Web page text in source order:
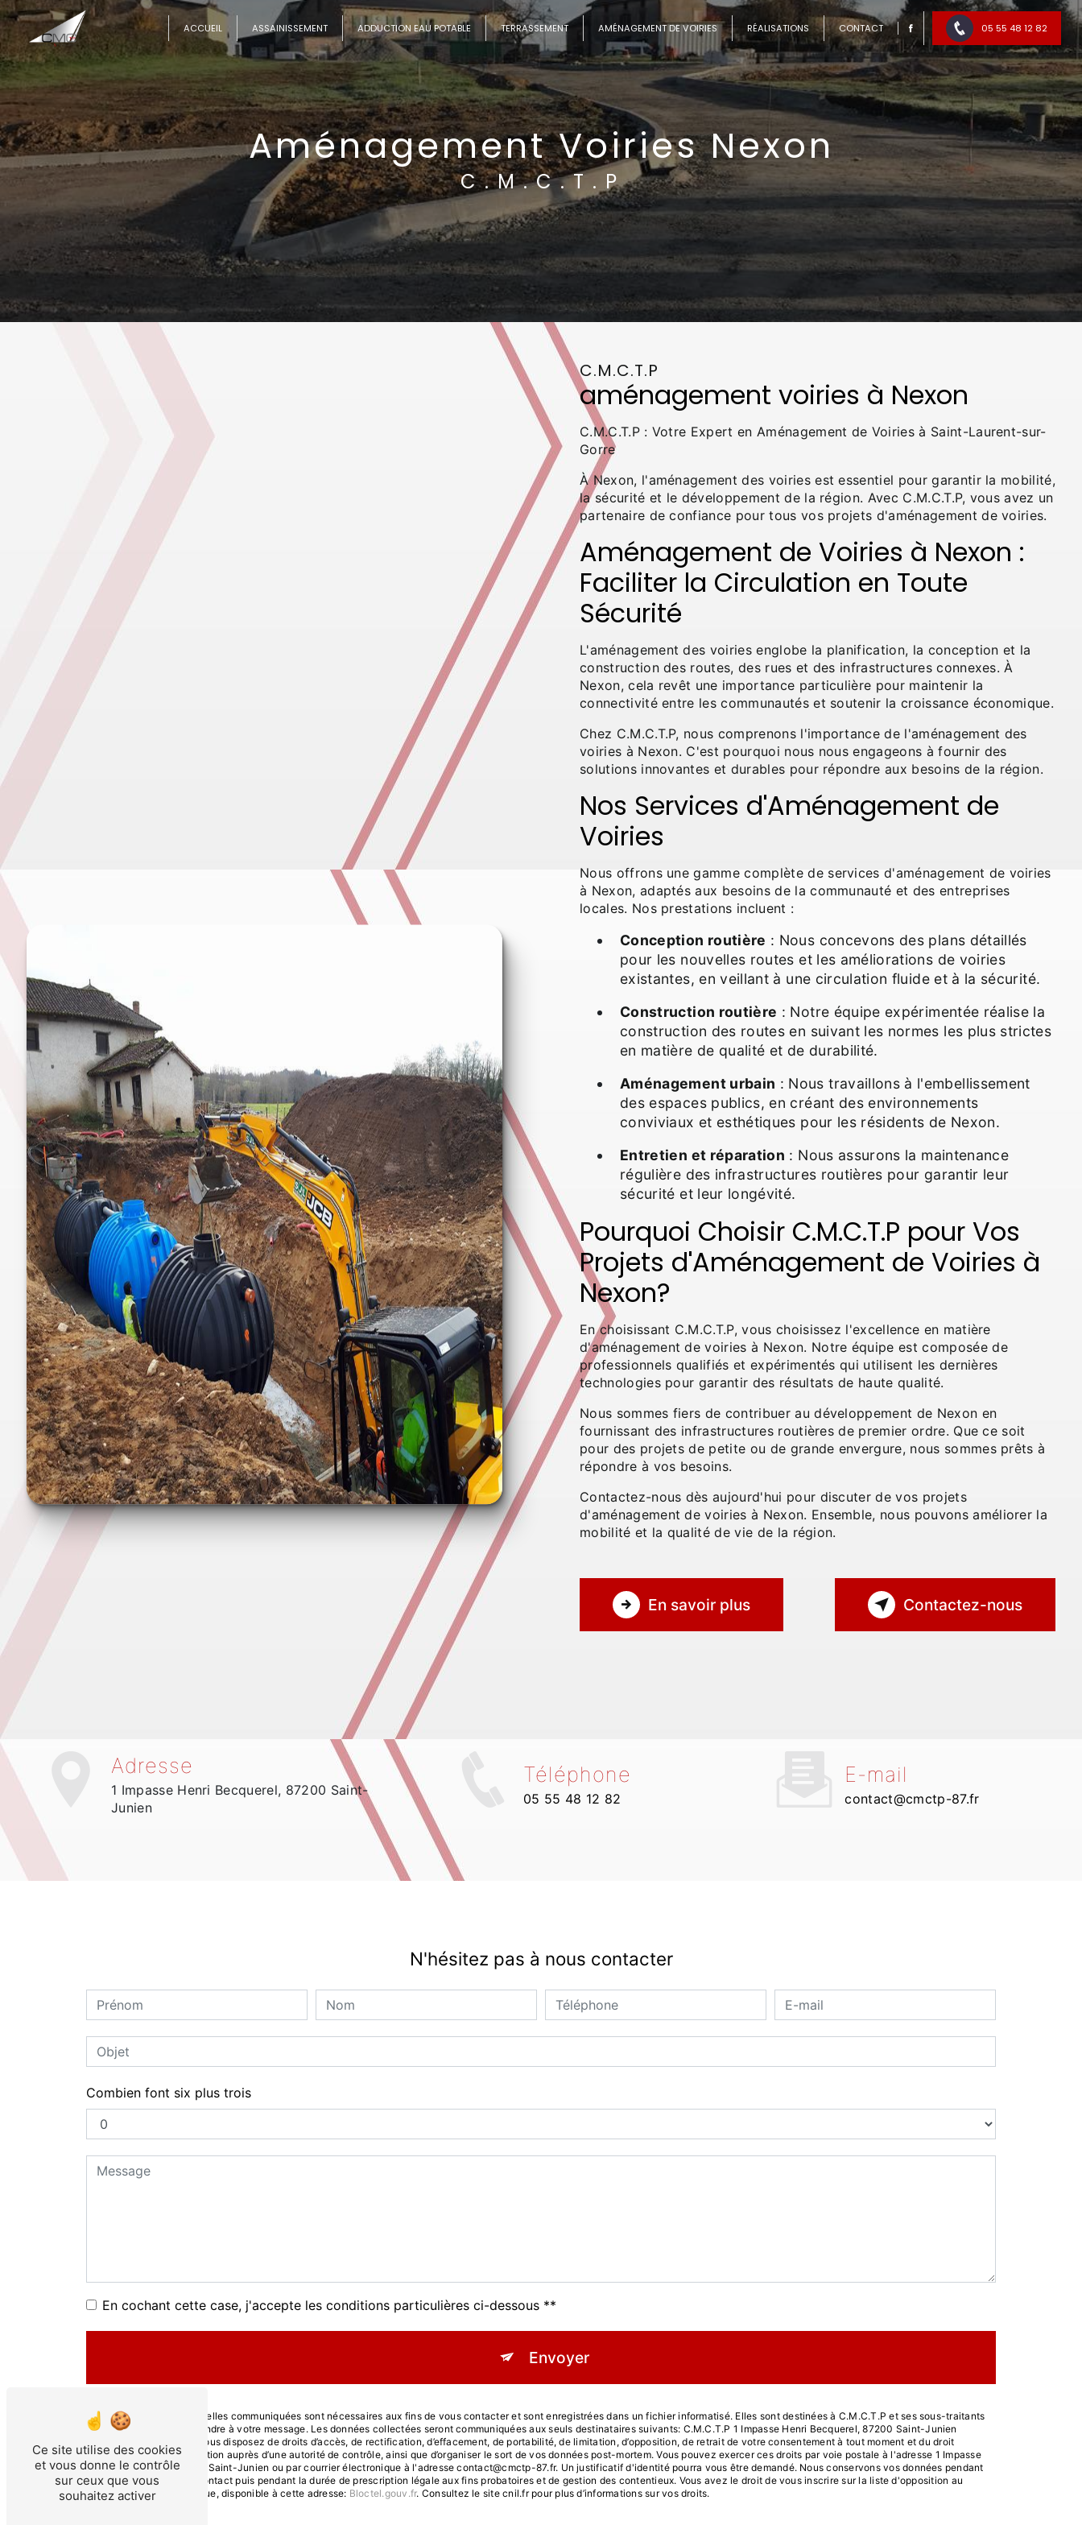
ACCUEIL ASSAINISSEMENT ADDUCTION EAU POTABLE TERRASSEMENT AMÉNAGEMENT DE VOIRIES RÉALISATIONS CONTACT 05 55 48 12 82
Aménagement Voiries Nexon
C.M.C.T.P
C.M.C.T.P
aménagement voiries à Nexon
C.M.C.T.P : Votre Expert en Aménagement de Voiries à Saint-Laurent-sur-
Gorre
À Nexon, l'aménagement des voiries est essentiel pour garantir la mobilité,
la sécurité et le développement de la région. Avec C.M.C.T.P, vous avez un
partenaire de confiance pour tous vos projets d'aménagement de voiries.
Aménagement de Voiries à Nexon :
Faciliter la Circulation en Toute
Sécurité
L'aménagement des voiries englobe la planification, la conception et la
construction des routes, des rues et des infrastructures connexes. À
Nexon, cela revêt une importance particulière pour maintenir la
connectivité entre les communautés et soutenir la croissance économique.
Chez C.M.C.T.P, nous comprenons l'importance de l'aménagement des
voiries à Nexon. C'est pourquoi nous nous engageons à fournir des
solutions innovantes et durables pour répondre aux besoins de la région.
Nos Services d'Aménagement de
Voiries
Nous offrons une gamme complète de services d'aménagement de voiries
à Nexon, adaptés aux besoins de la communauté et des entreprises
locales. Nos prestations incluent :
Conception routière : Nous concevons des plans détaillés
pour les nouvelles routes et les améliorations de voiries
existantes, en veillant à une circulation fluide et à la sécurité.
Construction routière : Notre équipe expérimentée réalise la
construction des routes en suivant les normes les plus strictes
en matière de qualité et de durabilité.
Aménagement urbain : Nous travaillons à l'embellissement
des espaces publics, en créant des environnements
conviviaux et esthétiques pour les résidents de Nexon.
Entretien et réparation : Nous assurons la maintenance
régulière des infrastructures routières pour garantir leur
sécurité et leur longévité.
Pourquoi Choisir C.M.C.T.P pour Vos
Projets d'Aménagement de Voiries à
Nexon?
En choisissant C.M.C.T.P, vous choisissez l'excellence en matière
d'aménagement de voiries à Nexon. Notre équipe est composée de
professionnels qualifiés et expérimentés qui utilisent les dernières
technologies pour garantir des résultats de haute qualité.
Nous sommes fiers de contribuer au développement de Nexon en
fournissant des infrastructures routières de premier ordre. Que ce soit
pour des projets de petite ou de grande envergure, nous sommes prêts à
répondre à vos besoins.
Contactez-nous dès aujourd'hui pour discuter de vos projets
d'aménagement de voiries à Nexon. Ensemble, nous pouvons améliorer la
mobilité et la qualité de vie de la région.
En savoir plus Contactez-nous
Adresse
1 Impasse Henri Becquerel, 87200 Saint-
Junien
Téléphone
05 55 48 12 82
E-mail
contact@cmctp-87.fr
N'hésitez pas à nous contacter
Combien font six plus trois
En cochant cette case, j'accepte les conditions particulières ci-dessous **
Envoyer
** Les données personnelles communiquées sont nécessaires aux fins de vous contacter et sont enregistrées dans un fichier informatisé. Elles sont destinées à C.M.C.T.P et ses sous-traitants
dans le seul but de répondre à votre message. Les données collectées seront communiquées aux seuls destinataires suivants: C.M.C.T.P 1 Impasse Henri Becquerel, 87200 Saint-Junien
contact@cmctp-87.fr. Vous disposez de droits d’accès, de rectification, d’effacement, de portabilité, de limitation, d’opposition, de retrait de votre consentement à tout moment et du droit
d’introduire une réclamation auprès d’une autorité de contrôle, ainsi que d’organiser le sort de vos données post-mortem. Vous pouvez exercer ces droits par voie postale à l'adresse 1 Impasse
Henri Becquerel, 87200 Saint-Junien ou par courrier électronique à l'adresse contact@cmctp-87.fr. Un justificatif d'identité pourra vous être demandé. Nous conservons vos données pendant
la période de prise de contact puis pendant la durée de prescription légale aux fins probatoires et de gestion des contentieux. Vous avez le droit de vous inscrire sur la liste d'opposition au
démarchage téléphonique, disponible à cette adresse: Bloctel.gouv.fr. Consultez le site cnil.fr pour plus d’informations sur vos droits.
Panneau de gestion des cookies
Ce site utilise des cookies
et vous donne le contrôle
sur ceux que vous
souhaitez activer